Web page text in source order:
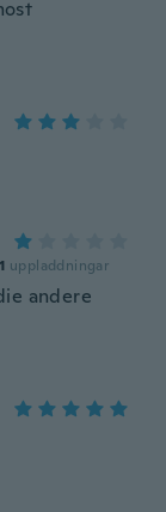
uppladdningar
andere